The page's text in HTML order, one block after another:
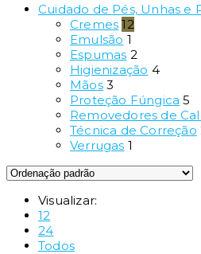
Cuidado de Pés, Unhas e
Cremes 12
Emulsão 1
Espumas 2
Higienização 4
Mãos 3
Proteção Fúngica 5
Removedores de
Técnica de Correção
Verrugas 1
Visualizar:
12
24
Todos